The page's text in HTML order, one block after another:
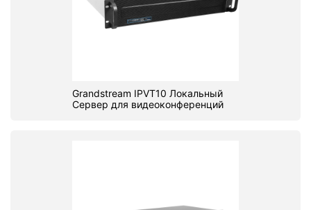
Grandstream IPVT10 Локальный
Сервер для видеоконференций